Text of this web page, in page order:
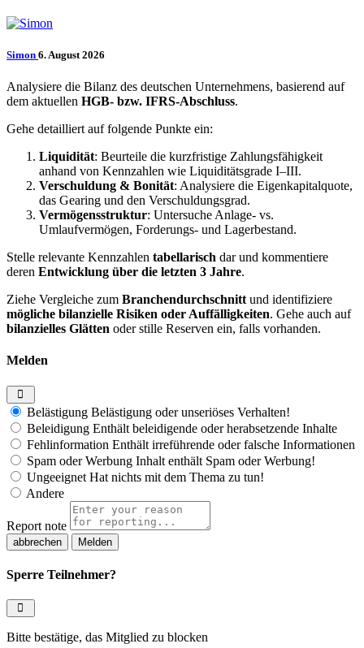
Simon 6. August 2026
Analysiere die Bilanz des deutschen Unternehmens, basierend auf
dem aktuellen HGB- bzw. IFRS-Abschluss.
Gehe detailliert auf folgende Punkte ein:
Liquidität: Beurteile die kurzfristige Zahlungsfähigkeit
anhand von Kennzahlen wie Liquiditätsgrade I–III.
Verschuldung & Bonität: Analysiere die Eigenkapitalquote,
das Gearing und den Verschuldungsgrad.
Vermögensstruktur: Untersuche Anlage- vs.
Umlaufvermögen, Forderungs- und Lagerbestand.
Stelle relevante Kennzahlen tabellarisch dar und kommentiere
deren Entwicklung über die letzten 3 Jahre.
Ziehe Vergleiche zum Branchendurchschnitt und identifiziere
mögliche bilanzielle Risiken oder Auffälligkeiten. Gehe auch auf
bilanzielles Glätten oder stille Reserven ein, falls vorhanden.
Melden
Belästigung Belästigung oder unseriöses Verhalten!
Beleidigung Enthält beleidigende oder herabsetzende Inhalte
Fehlinformation Enthält irreführende oder falsche Informationen
Spam oder Werbung Inhalt enthält Spam oder Werbung!
Ungeeignet Hat nichts mit dem Thema zu tun!
Andere
Report note
Melden
Sperre Teilnehmer?
Bitte bestätige, das Mitglied zu blocken